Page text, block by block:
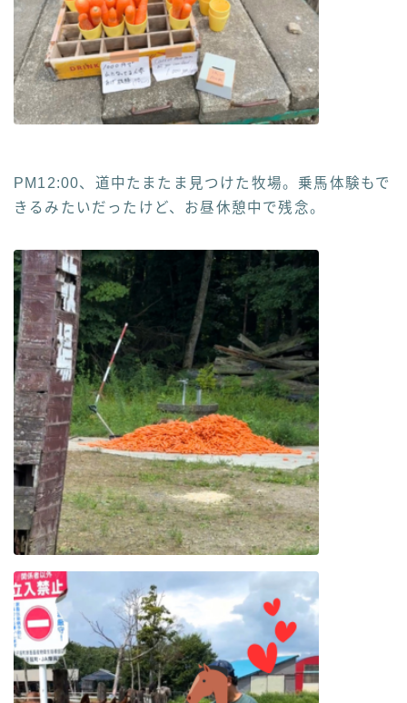
PM12:00、道中たまたま見つけた牧場。乗馬体験もで
きるみたいだったけど、お昼休憩中で残念。